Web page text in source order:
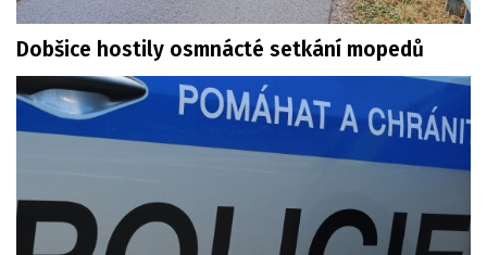
Dobšice hostily osmnácté setkání mopedů